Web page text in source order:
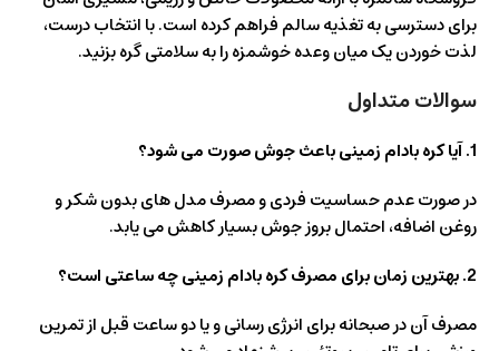
برای دسترسی به تغذیه سالم فراهم کرده است. با انتخاب درست،
لذت خوردن یک میان‌ وعده خوشمزه را به سلامتی گره بزنید.
سوالات متداول
1. آیا کره بادام زمینی باعث جوش صورت می‌ شود؟
در صورت عدم حساسیت فردی و مصرف مدل‌ های بدون شکر و
روغن اضافه، احتمال بروز جوش بسیار کاهش می‌ یابد.
2. بهترین زمان برای مصرف کره بادام زمینی چه ساعتی است؟
مصرف آن در صبحانه برای انرژی‌ رسانی و یا دو ساعت قبل از تمرین